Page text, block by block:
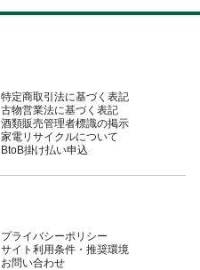
特定商取引法に基づく表記
古物営業法に基づく表記
酒類販売管理者標識の掲示
家電リサイクルについて
BtoB掛け払い申込
プライバシーポリシー
サイト利用条件・推奨環境
お問い合わせ